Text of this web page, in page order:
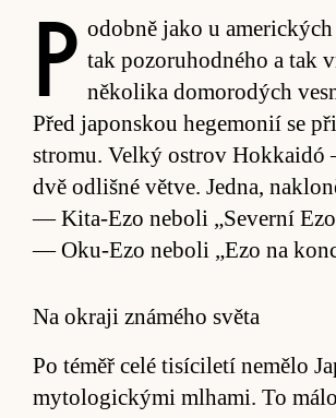
P o­dobně jako u
tak po­zo­ruhodného a tak
něko­lika do­mo­ro­dých
Před japon­skou hege­mo­nií se
stro­mu. Velký os­t­rov
dvě od­lišné vět­ve. Jedna,
— Ki­ta-Ezo ne­boli „Severní
— Oku-Ezo ne­boli „Ezo na
Na okraji známého světa
Po téměř celé ti­sí­ci­letí ne­mělo
my­to­lo­gickými ml­ha­mi. To